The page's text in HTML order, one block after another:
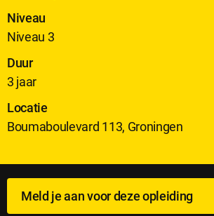
Niveau
Niveau 3
Duur
3 jaar
Locatie
Boumaboulevard 113, Groningen
Meld je aan voor deze opleiding